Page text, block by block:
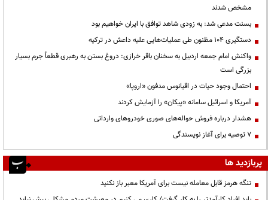
مشخص شدند
بسنت مدعی شد: به زودی شاهد توافق با ایران خواهیم بود
دستگیری ۱۰۴ مظنون طی عملیات‌هایی علیه داعش در ترکیه
واکنش امام جمعه اردبیل به سخنان باقر خرازی: دروغ بستن به رهبری قطعاً جرم بسیار
بزرگی است
احتمال وجود حیات در اقیانوس مدفون «اروپا»
آمریکا و اسرائیل سامانه «پیکان» را آزمایش کردند
هشدار درباره فروش حواله‌های صوری خودروهای وارداتی
۷ توصیه برای آغاز نویسندگی
پربازدید ها
تنگه هرمز قابل معامله نیست برای آمریکا معبر باز نکنید